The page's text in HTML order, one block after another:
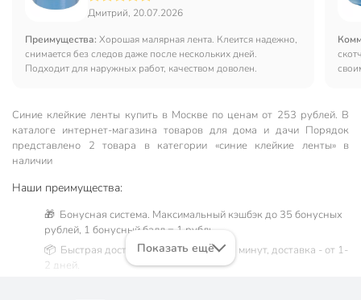
Дмитрий, 20.07.2026
Преимущества: Хорошая малярная лента. Клеится надежно,
снимается без следов даже после нескольких дней.
Подходит для наружных работ, качеством доволен.
Синие клейкие ленты купить в Москве по ценам от 253 рублей. В
каталоге интернет-магазина товаров для дома и дачи Порядок
представлено 2 товара в категории «синие клейкие ленты» в
наличии
Наши преимущества:
🎁 Бонусная система. Максимальный кэшбэк до 35 бонусных
рублей, 1 бонусный балл = 1 рубль.
📦 Быстрая доставка. Самовывоз от 60 минут, доставка - от 1-
2 дней.
Показать ещё